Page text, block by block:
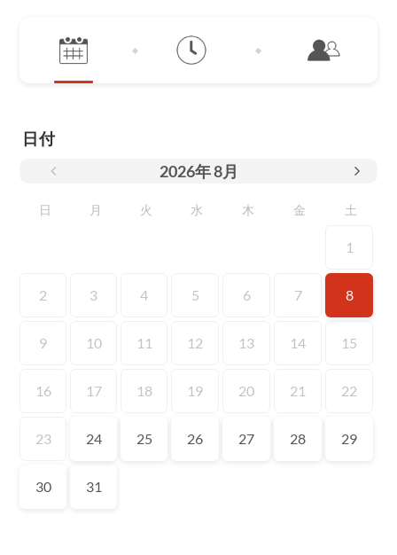
日付
2026年8月
日 月 火 水 木 金 土
1
2 3 4 5 6 7 8
9 10 11 12 13 14 15
16 17 18 19 20 21 22
23 24 25 26 27 28 29
30 31